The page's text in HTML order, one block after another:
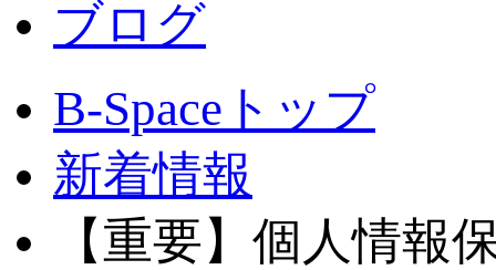
ブログ
B-Spaceトップ
新着情報
【重要】個人情報